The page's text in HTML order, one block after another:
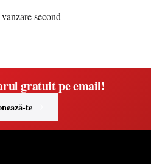
gratuit pe email!
te